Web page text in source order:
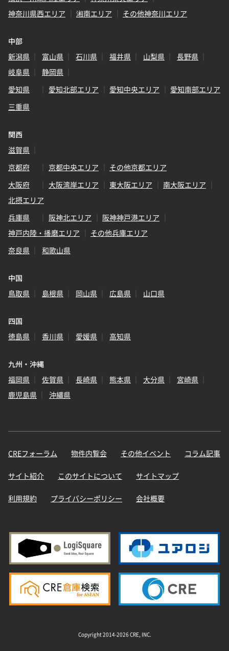
神奈川県西エリア
湘南エリア その他神奈川エリア
中部
新潟県
富山県 石川県 福井県 山梨県
長野県
岐阜県
静岡県
愛知県
愛知北部エリア 愛知中央エリア
愛知南部エリア
三重県
関西
滋賀県
京都府
京都中央エリア
その他京都エリア
大阪府
大阪湾岸エリア 東大阪エリア
南大阪エリア
北摂エリア
兵庫県
阪神北エリア
阪神神戸港エリア
神戸内陸・播磨エリア
その他兵庫エリア
奈良県
和歌山県
中国
鳥取県
島根県 岡山県 広島県 山口県
四国
徳島県
香川県 愛媛県 高知県
九州・沖縄
福岡県
佐賀県 長崎県 熊本県 大分県
宮崎県
鹿児島県
沖縄県
CREフォーラム 物件内覧会 その他イベント コラム記事
サイト紹介 このサイトについて サイトマップ
利用規約 プライバシーポリシー 会社概要
Copyright 2014-2026 CRE, INC.